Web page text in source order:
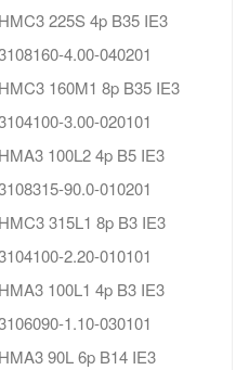
225S 4p B35 IE3
4.00-040201
160M1 8p B35 IE3
3.00-020101
100L2 4p B5 IE3
90.0-010201
315L1 8p B3 IE3
2.20-010101
100L1 4p B3 IE3
1.10-030101
90L 6p B14 IE3